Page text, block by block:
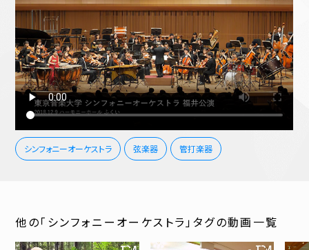
シンフォニーオーケストラ 弦楽器 管打楽器
他の「シンフォニーオーケストラ」タグの動画一覧